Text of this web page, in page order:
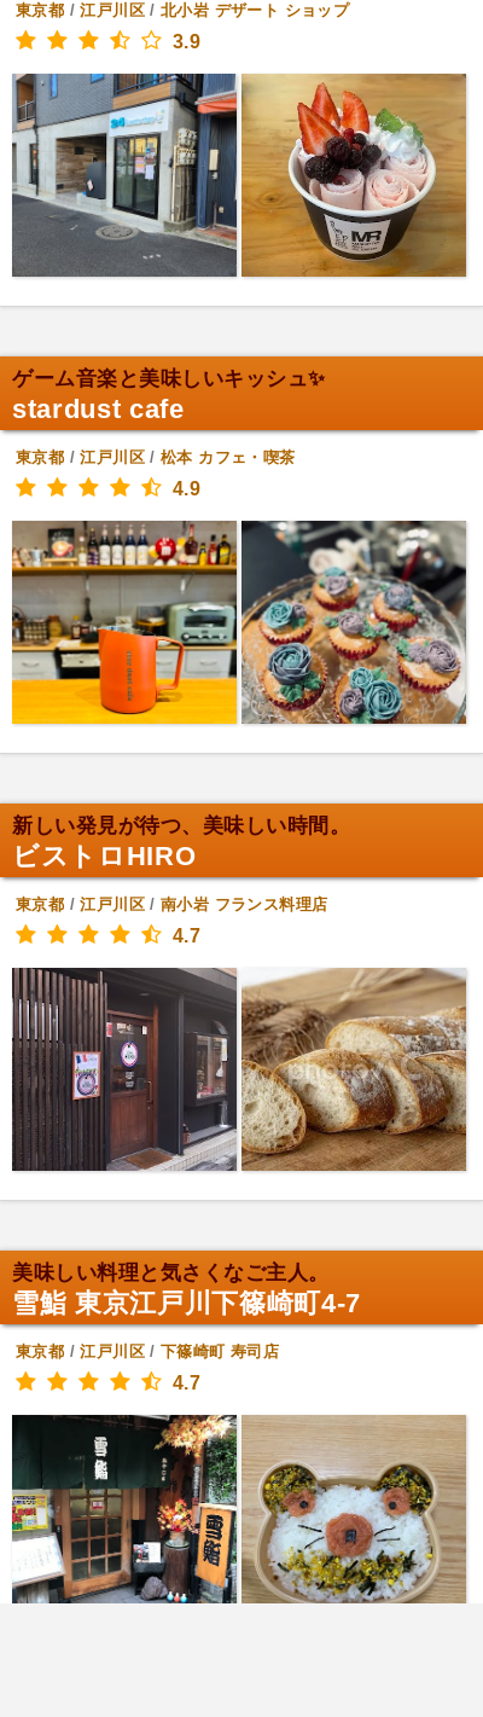
東京都 /江戸川区/北小岩 デザート ショップ
3.9
ゲーム音楽と美味しいキッシュ✨
stardust cafe
東京都 /江戸川区/松本 カフェ・喫茶
4.9
新しい発見が待つ、美味しい時間。
ビストロHIRO
東京都 /江戸川区/南小岩 フランス料理店
4.7
美味しい料理と気さくなご主人。
雪鮨 東京江戸川下篠崎町4-7
東京都 /江戸川区/下篠崎町 寿司店
4.7